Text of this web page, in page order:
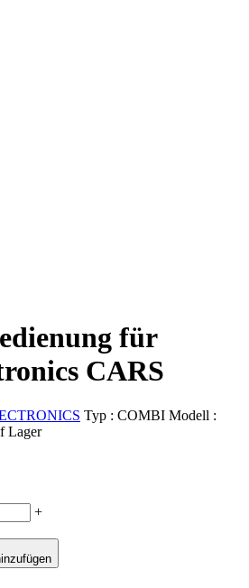
für
CARS
Typ : COMBI Modell :
Lager
+